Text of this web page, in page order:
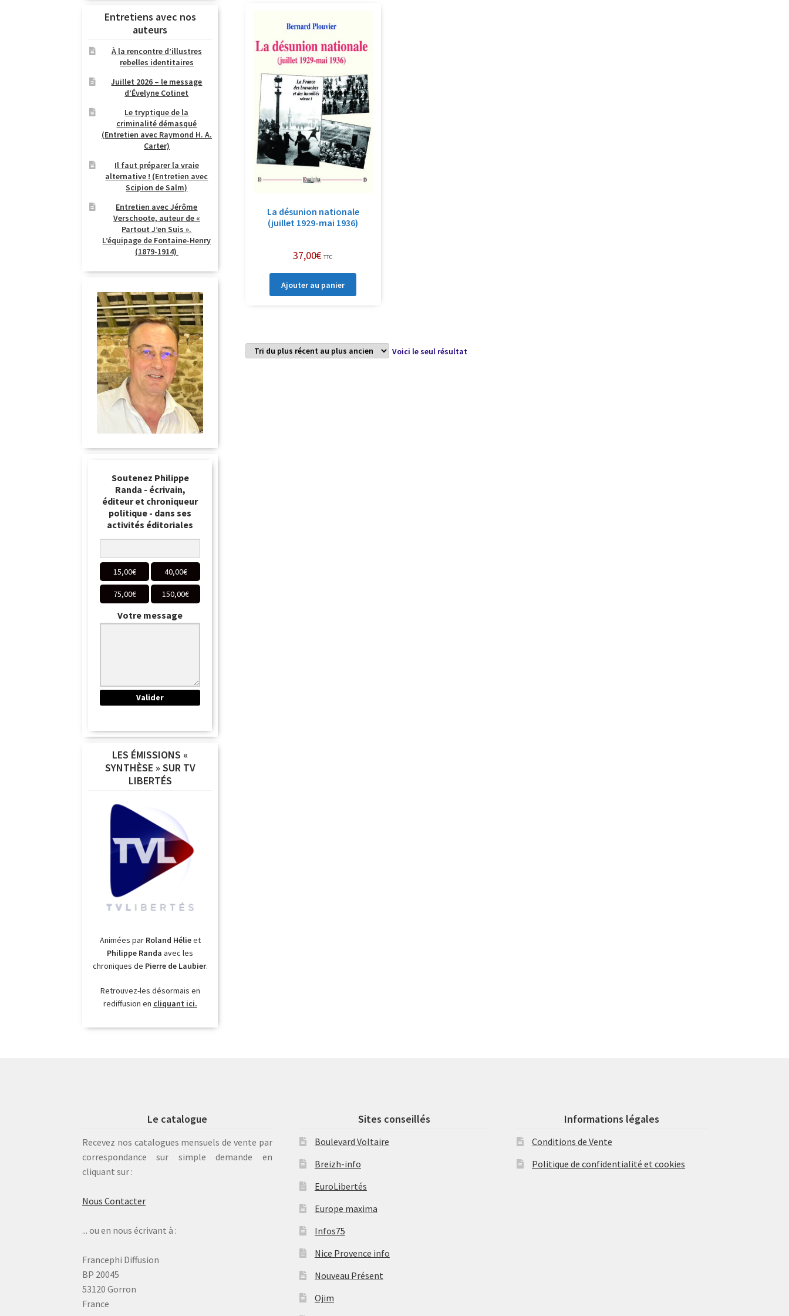
La désunion nationale
(juillet 1929-mai 1936)
37,00€ TTC
Ajouter au panier
Voici le seul résultat
Entretiens avec nos
auteurs
À la rencontre d’illustres
rebelles identitaires
Juillet 2026 – le message
d’Évelyne Cotinet
Le tryptique de la
criminalité démasqué
(Entretien avec Raymond H. A.
Carter)
Il faut préparer la vraie
alternative ! (Entretien avec
Scipion de Salm)
Entretien avec Jérôme
Verschoote, auteur de «
Partout J’en Suis ».
L’équipage de Fontaine-Henry
(1879-1914)
Soutenez Philippe
Randa - écrivain,
éditeur et chroniqueur
politique - dans ses
activités éditoriales
15,00€ 40,00€
75,00€ 150,00€
Votre message
LES ÉMISSIONS «
SYNTHÈSE » SUR TV
LIBERTÉS
Animées par Roland Hélieet
Philippe Randa avec les
chroniques de Pierre de Laubier.
Retrouvez-les désormais en
rediffusion en cliquant ici.
Le catalogue
Recevez nos catalogues mensuels de vente par
correspondance sur simple demande en
cliquant sur :
Nous Contacter
... ou en nous écrivant à :
Francephi Diffusion
BP 20045
53120 Gorron
France
Sites conseillés
Boulevard Voltaire
Breizh-info
EuroLibertés
Europe maxima
Infos75
Nice Provence info
Nouveau Présent
Ojim
Informations légales
Conditions de Vente
Politique de confidentialité et cookies